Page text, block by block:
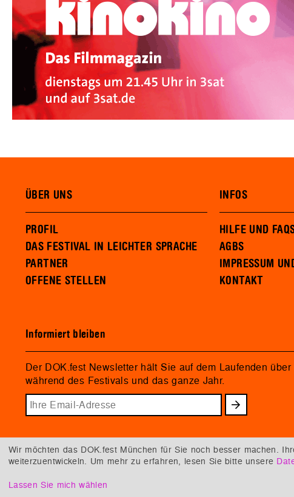
ÜBER UNS
PROFIL
DAS FESTIVAL IN LEICHTER SPRACHE
PARTNER
OFFENE STELLEN
INFOS
HILFE UND
AGBS
IMPRESSUM
KONTAKT
Informiert bleiben
Der DOK.fest Newsletter hält Sie auf dem Laufenden
während des Festivals und das ganze Jahr.
Wir möchten das DOK.fest München für Sie noch besser machen.
weiterzuentwickeln. Um mehr zu erfahren, lesen Sie bitte unsere
Lassen Sie mich wählen